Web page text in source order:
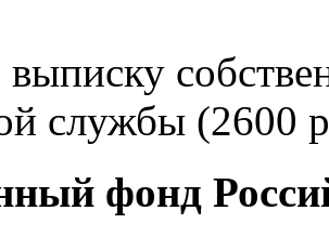
выписку
службы (2600
фонд